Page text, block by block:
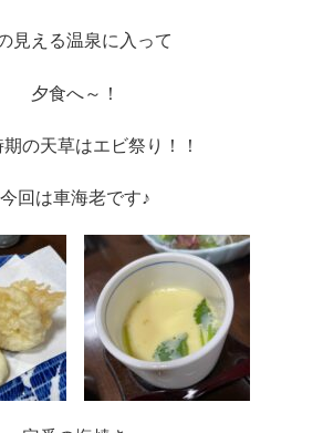
見える温泉に入って
夕食へ～！
期の天草はエビ祭り！！
今回は車海老です♪